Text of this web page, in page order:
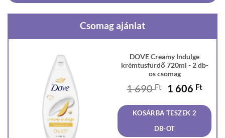
Csomag ajánlat
DOVE Creamy Indulge
krémtusfürdő 720ml - 2 db-
os csomag
1 690Ft
Original
was:
1
690 Ft.
1 606 Ft
is:
606
KOSÁRBA TESZEK 2
DB-OT